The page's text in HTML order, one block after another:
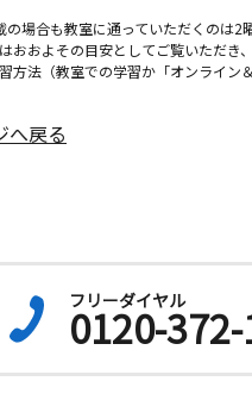
4歳～高校生
大平町４８‐１ 奥川様方
大畑町教室
場合も教室に通っていただくのは2
おおよその目安としてご覧いただき
方法（教室での学習か「オンライン
へ戻る
フリーダイヤル
0120-